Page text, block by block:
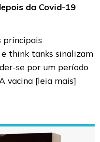
da Covid-19
principais
think tanks sinalizam
se por um período
vacina [leia mais]